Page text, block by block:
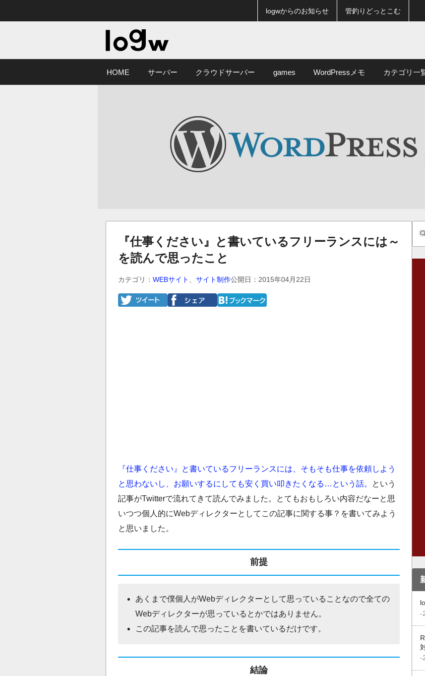
logwからのお知らせ 管釣りどっとこむ
HOME サーバー クラウドサーバー games WordPressメモ カテゴリ一
『仕事ください』と書いているフリーランスには～
を読んで思ったこと
カテゴリ： WEBサイト 、 サイト制作公開日：2015年04月22日
『仕事ください』と書いているフリーランスには、そもそも仕事を依頼しよう
と思わないし、お願いするにしても安く買い叩きたくなる…という話。
という
記事がTwitterで流れてきて読んでみました。とてもおもしろい内容だなーと思
いつつ個人的にWebディレクターとしてこの記事に関する事？を書いてみよう
と思いました。
前提
あくまで僕個人がWebディレクターとして思っていることなので全ての
Webディレクターが思っているとかではありません。
この記事を読んで思ったことを書いているだけです。
結論
-
-